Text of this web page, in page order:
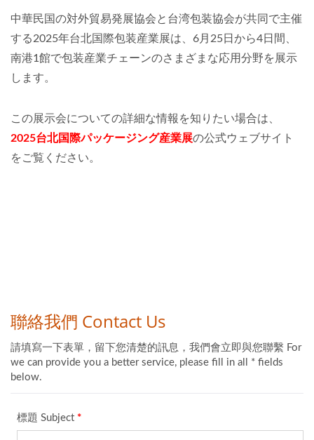
中華民国の対外貿易発展協会と台湾包装協会が共同で主催
する2025年台北国際包装産業展は、6月25日から4日間、
南港1館で包装産業チェーンのさまざまな応用分野を展示
します。
この展示会についての詳細な情報を知りたい場合は、
2025台北国際パッケージング産業展の公式ウェブサイト
をご覧ください。